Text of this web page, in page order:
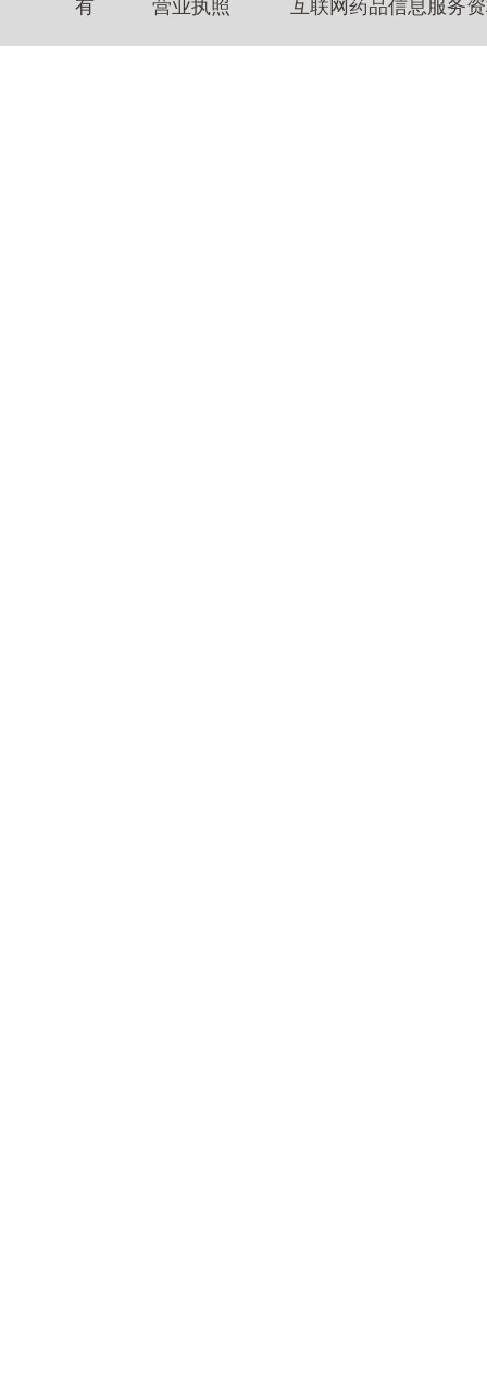
有 营业执照 互联网药品信息服务